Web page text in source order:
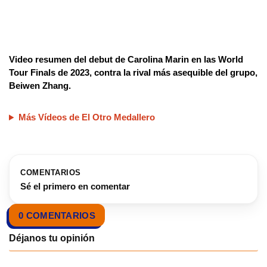
Video resumen del debut de Carolina Marin en las World
Tour Finals de 2023, contra la rival más asequible del grupo,
Beiwen Zhang.
Más Vídeos de El Otro Medallero
COMENTARIOS
Sé el primero en comentar
0 COMENTARIOS